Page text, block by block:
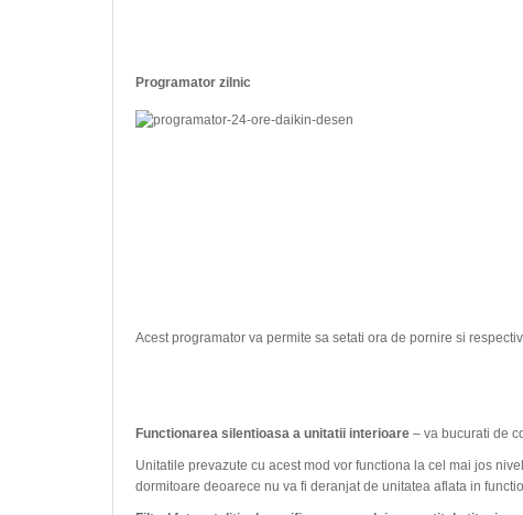
Programator zilnic
Acest programator va permite sa setati ora de pornire si
Functionarea silentioasa a unitatii interioare – va bucurati de
Unitatile prevazute cu acest mod vor functiona la cel mai jos
dormitoare deoarece nu va fi deranjat de unitatea aflata in